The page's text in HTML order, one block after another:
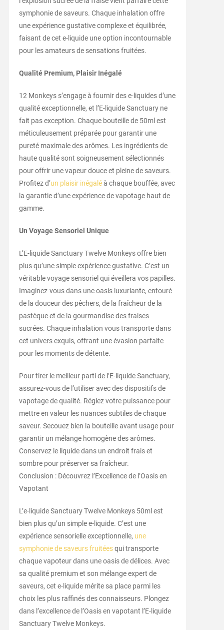
symphonie de saveurs. Chaque inhalation offre
une expérience gustative complexe et équilibrée,
faisant de cet e-liquide une option incontournable
pour les amateurs de sensations fruitées.
Qualité Premium, Plaisir Inégalé
12 Monkeys s’engage à fournir des e-liquides d’une
qualité exceptionnelle, et l’E-liquide Sanctuary ne
fait pas exception. Chaque bouteille de 50ml est
méticuleusement préparée pour garantir une
pureté maximale des arômes. Les ingrédients de
haute qualité sont soigneusement sélectionnés
pour offrir une vapeur douce et pleine de saveurs.
Profitez d’un plaisir inégaléà chaque bouffée, avec
la garantie d’une expérience de vapotage haut de
gamme.
Un Voyage Sensoriel Unique
L’E-liquide Sanctuary Twelve Monkeys offre bien
plus qu’une simple expérience gustative. C’est un
véritable voyage sensoriel qui éveillera vos papilles.
Imaginez-vous dans une oasis luxuriante, entouré
de la douceur des pêchers, de la fraîcheur de la
pastèque et de la gourmandise des fraises
sucrées. Chaque inhalation vous transporte dans
cet univers exquis, offrant une évasion parfaite
pour les moments de détente.
Pour tirer le meilleur parti de l’E-liquide Sanctuary,
assurez-vous de l’utiliser avec des dispositifs de
vapotage de qualité. Réglez votre puissance pour
mettre en valeur les nuances subtiles de chaque
saveur. Secouez bien la bouteille avant usage pour
garantir un mélange homogène des arômes.
Conservez le liquide dans un endroit frais et
sombre pour préserver sa fraîcheur.
Conclusion : Découvrez l’Excellence de l’Oasis en
Vapotant
L’e-liquide Sanctuary Twelve Monkeys 50ml est
bien plus qu’un simple e-liquide. C’est une
expérience sensorielle exceptionnelle, une
symphonie de saveurs fruitéesqui transporte
chaque vapoteur dans une oasis de délices. Avec
sa qualité premium et son mélange expert de
saveurs, cet e-liquide mérite sa place parmi les
choix les plus raffinés des connaisseurs. Plongez
dans l’excellence de l’Oasis en vapotant l’E-liquide
Sanctuary Twelve Monkeys.